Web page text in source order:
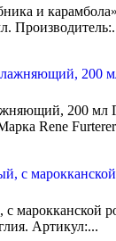
и
200 мл
Rene
марокканской
Артикул:...